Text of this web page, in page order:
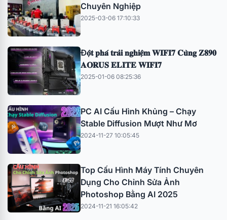
Chuyên Nghiệp
2025-03-06 17:10:33
Đ𝐨̣̂𝐭 𝐩𝐡𝐚́ 𝐭𝐫𝐚̉𝐢 𝐧𝐠𝐡𝐢𝐞̣̂𝐦 𝐖𝐈𝐅𝐈𝟕 𝐂𝐮̀𝐧𝐠 𝐙𝟖𝟗𝟎
𝐀𝐎𝐑𝐔𝐒 𝐄𝐋𝐈𝐓𝐄 𝐖𝐈𝐅𝐈𝟕
2025-01-06 08:25:36
PC AI Cấu Hình Khủng – Chạy
Stable Diffusion Mượt Như Mơ
2024-11-27 10:05:45
Top Cấu Hình Máy Tính Chuyên
Dụng Cho Chỉnh Sửa Ảnh
Photoshop Bằng AI 2025
2024-11-21 16:05:42